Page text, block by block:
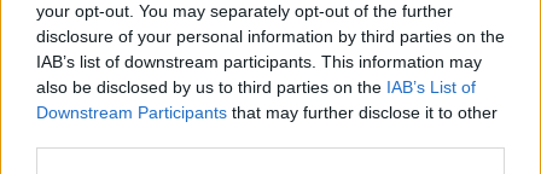
your opt-out. You may separately opt-out of the further
disclosure of your personal information by third parties on the
IAB’s list of downstream participants. This information may
also be disclosed by us to third parties on the IAB’s List of
Downstream Participants that may further disclose it to other
Edellinen artikkeli
Aleksander Barkov järjesti
maalintekopaikan ja survoi
Seuraava artikkeli
Hanskat putosivat EHT:llä! –
Ruben Rafkin painoi kunnon